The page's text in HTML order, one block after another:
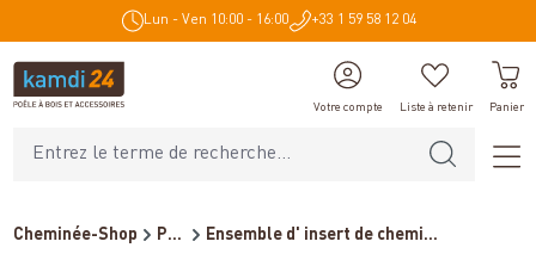
principal Lun - Ven 10:00 - 16:00 +33 1 59 58 12 04
Votre compte Liste à retenir Panier
Cheminée-Shop Poêles et cheminées Ensemble d' insert de chemi...